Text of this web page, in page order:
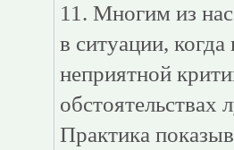
11. Многим из
в ситуации,
неприятной
обстоятельствах
Практика